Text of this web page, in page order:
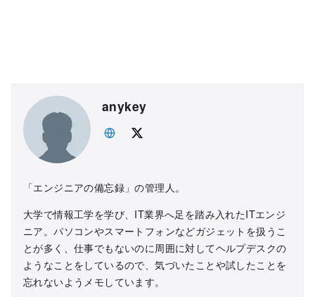
anykey
「エンジニアの備忘録」の管理人。
大学で情報工学を学び、IT業界へ足を踏み入れたITエンジ
ニア。パソコンやスマートフォンなどガジェットを扱うこ
とが多く、仕事でもないのに周囲に対してヘルプデスクの
ようなことをしているので、気づいたことや試したことを
忘れないようメモしています。